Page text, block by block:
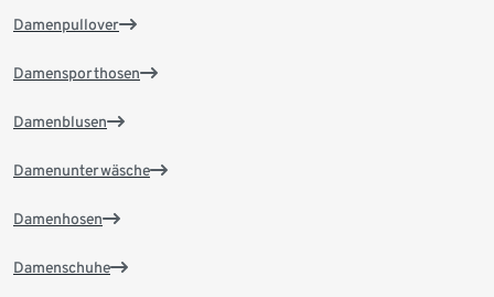
Damenpullover
Damensporthosen
Damenblusen
Damenunterwäsche
Damenhosen
Damenschuhe